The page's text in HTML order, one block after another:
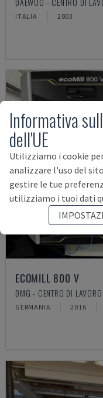
ITALIA 2003
ECOMILL 800 V
DMG - CENTRO DI
GERMANIA 2016
Informativa
dell'UE
Utilizziamo i cookie
analizzare l'uso del
gestire le tue
utilizziamo i tuoi dati